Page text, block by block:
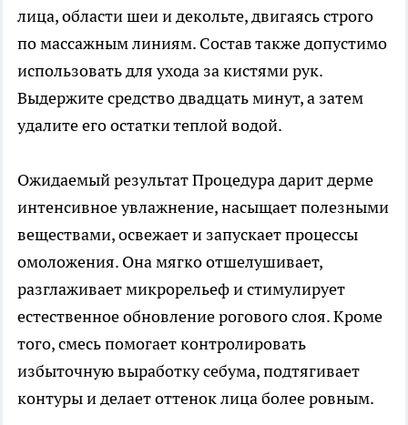
лица, области шеи и декольте, двигаясь строго
по массажным линиям. Состав также допустимо
использовать для ухода за кистями рук.
Выдержите средство двадцать минут, а затем
удалите его остатки теплой водой.
Ожидаемый результат Процедура дарит дерме
интенсивное увлажнение, насыщает полезными
веществами, освежает и запускает процессы
омоложения. Она мягко отшелушивает,
разглаживает микрорельеф и стимулирует
естественное обновление рогового слоя. Кроме
того, смесь помогает контролировать
избыточную выработку себума, подтягивает
контуры и делает оттенок лица более ровным.